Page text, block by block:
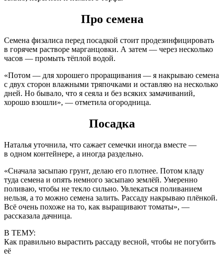
Про семена
Семена физалиса перед посадкой стоит продезинфицировать
в горячем растворе марганцовки. А затем — через несколько
часов — промыть тёплой водой.
«Потом — для хорошего проращивания — я накрываю семена
с двух сторон влажными тряпочками и оставляю на несколько
дней. Но бывало, что я сеяла и без всяких замачиваний,
хорошо взошли», — отметила огородница.
Посадка
Наталья уточнила, что сажает семечки иногда вместе —
в одном контейнере, а иногда раздельно.
«Сначала засыпаю грунт, делаю его плотнее. Потом кладу
туда семена и опять немного засыпаю землёй. Умеренно
поливаю, чтобы не текло сильно. Увлекаться поливанием
нельзя, а то можно семена залить. Рассаду накрываю плёнкой.
Всё очень похоже на то, как выращивают томаты», —
рассказала дачница.
В ТЕМУ:
Как правильно вырастить рассаду весной, чтобы не погубить
её